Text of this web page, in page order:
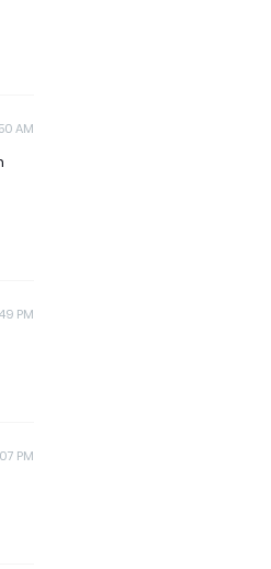
AM
PM
PM